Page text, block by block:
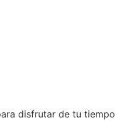
disfrutar de tu tiempo